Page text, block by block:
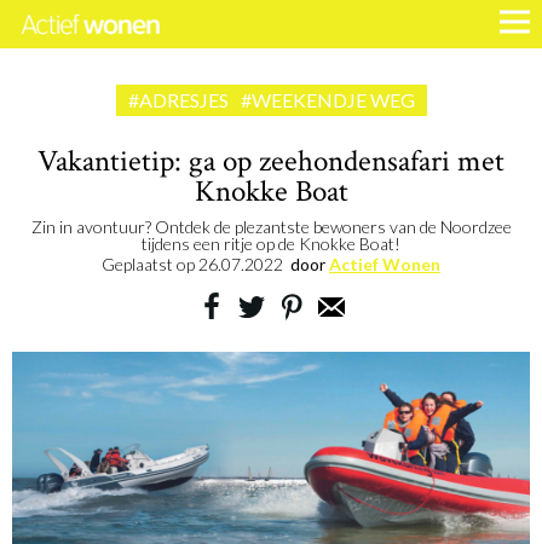
#ADRESJES #WEEKENDJE WEG
Vakantietip: ga op zeehondensafari met
Knokke Boat
Zin in avontuur? Ontdek de plezantste bewoners van de Noordzee
tijdens een ritje op de Knokke Boat!
Geplaatst op 26.07.2022 doorActief Wonen